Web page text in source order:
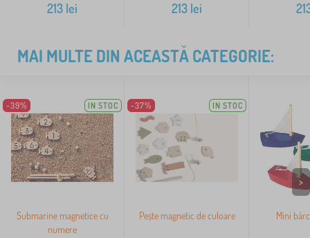
213 lei 213 lei
MAI MULTE DIN ACEASTĂ CATEGORIE:
-39% IN STOC
Submarine magnetice cu
numere
-37% IN STOC
Pește magnetic de culoare Mini
>